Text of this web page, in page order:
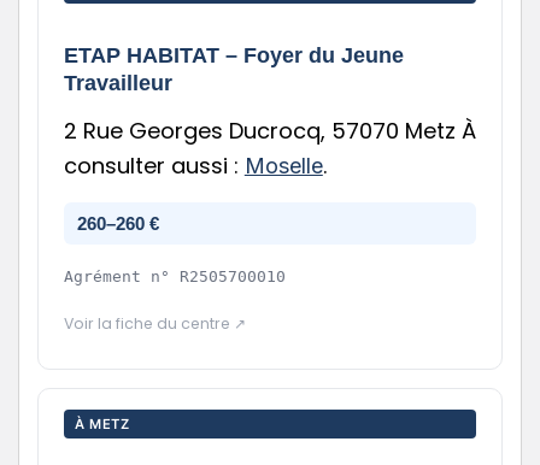
ETAP HABITAT – Foyer du Jeune
Travailleur
2 Rue Georges Ducrocq, 57070 Metz À
consulter aussi : Moselle.
260–260 €
Agrément n° R2505700010
Voir la fiche du centre ↗
À METZ